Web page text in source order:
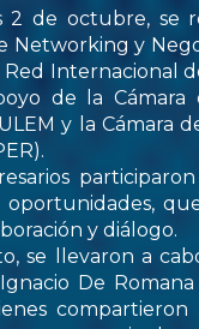
2 de octubre, se
Networking y
Internacional
de la Cámara
y la Cámara
y diálogo.
se llevaron a
De
compartieron